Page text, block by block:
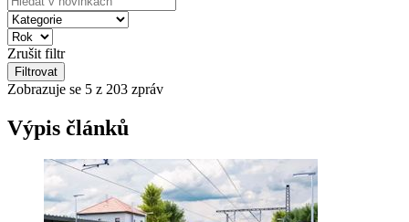
Zrušit filtr
Filtrovat
Zobrazuje se 5 z 203 zpráv
Výpis článků